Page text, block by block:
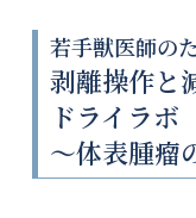
若手獣医師の
剥離操作と
ドライラボ
〜体表腫瘤